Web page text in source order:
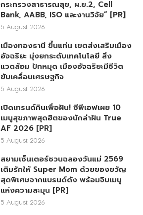
กระทรวงสาธารณสุข, ผ.ย.2, Cell
Bank, AABB, ISO และงานวิจัย” [PR]
5 August 2026
เมืองทองธานี ขึ้นแท่น เขตส่งเสริมเมือง
อัจฉริยะ มุ่งยกระดับเทคโนโลยี สิ่ง
แวดล้อม ปักหมุด เมืองอัจฉริยะมีชีวิต
ขับเคลื่อนเศรษฐกิจ
5 August 2026
เปิดเทรนด์กินเพื่อฝัน! ซีพีเอฟเผย 10
เมนูสุขภาพสุดฮิตของนักล่าฝัน True
AF 2026 [PR]
5 August 2026
สยามเซ็นเตอร์ชวนฉลองวันแม่ 2569
เติมรักให้ Super Mom ด้วยของขวัญ
สุดพิเศษจากแบรนด์ดัง พร้อมจิบเมนู
แห่งความละมุน [PR]
5 August 2026